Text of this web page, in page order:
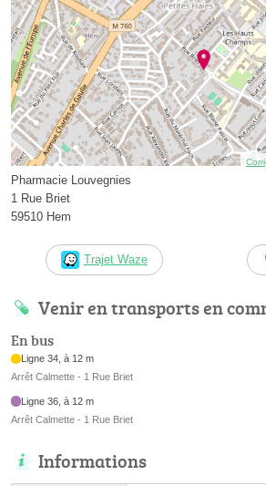
Pharmacie Louvegnies
1 Rue Briet
59510 Hem
Trajet Waze
Venir en transports en
En bus
Ligne 34, à 12 m
Arrêt Calmette - 1 Rue Briet
Ligne 36, à 12 m
Arrêt Calmette - 1 Rue Briet
Informations